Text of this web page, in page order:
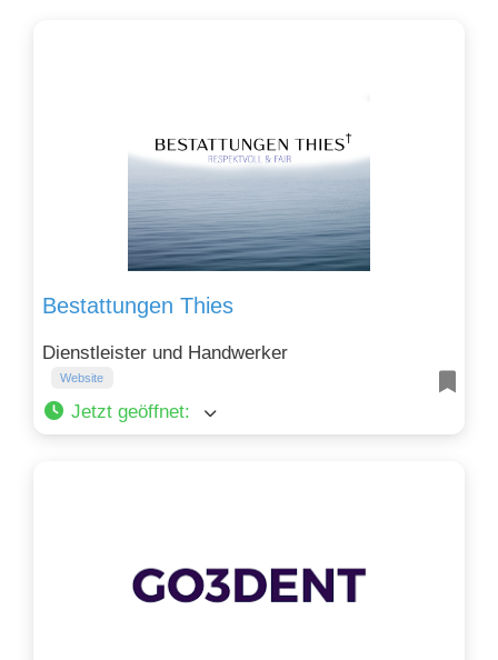
Bestattungen Thies
Dienstleister und Handwerker
Website
Jetzt geöffnet: